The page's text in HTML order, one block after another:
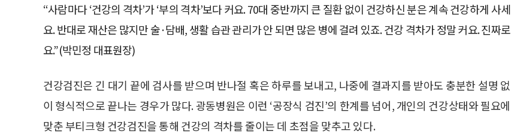
“사람마다 ‘건강의 격차’가 ‘부의 격차’보다 커요. 70대 중반까지 큰 질환 없이 건강하신 분은 계속 건강하게 사세
요. 반대로 재산은 많지만 술·담배, 생활 습관 관리가 안 되면 많은 병에 걸려 있죠. 건강 격차가 정말 커요. 진짜로
요.”(박민정 대표원장)
건강검진은 긴 대기 끝에 검사를 받으며 반나절 혹은 하루를 보내고, 나중에 결과지를 받아도 충분한 설명 없
이 형식적으로 끝나는 경우가 많다. 광동병원은 이런 ‘공장식 검진’의 한계를 넘어, 개인의 건강상태와 필요에
맞춘 부티크형 건강검진을 통해 건강의 격차를 줄이는 데 초점을 맞추고 있다.